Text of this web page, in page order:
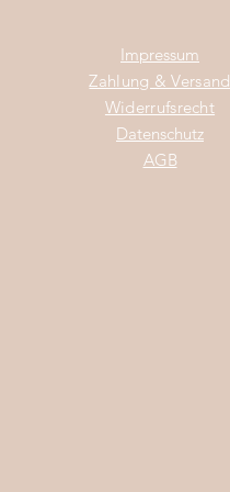
Impressum
Zahlung & Versand
Widerrufsrecht
Datenschutz
AGB